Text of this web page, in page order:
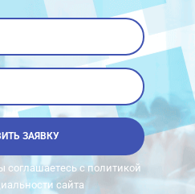
ЗАЯВКУ
соглашаетесь с политикой
сайта